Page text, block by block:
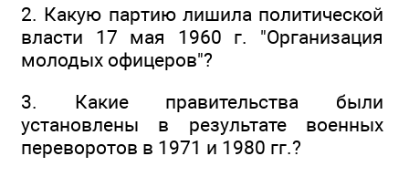
2. Какую партию лишила политической
власти 17 мая 1960 г. "Организация
молодых офицеров"?
3. Какие правительства были
установлены в результате военных
переворотов в 1971 и 1980 гг.?